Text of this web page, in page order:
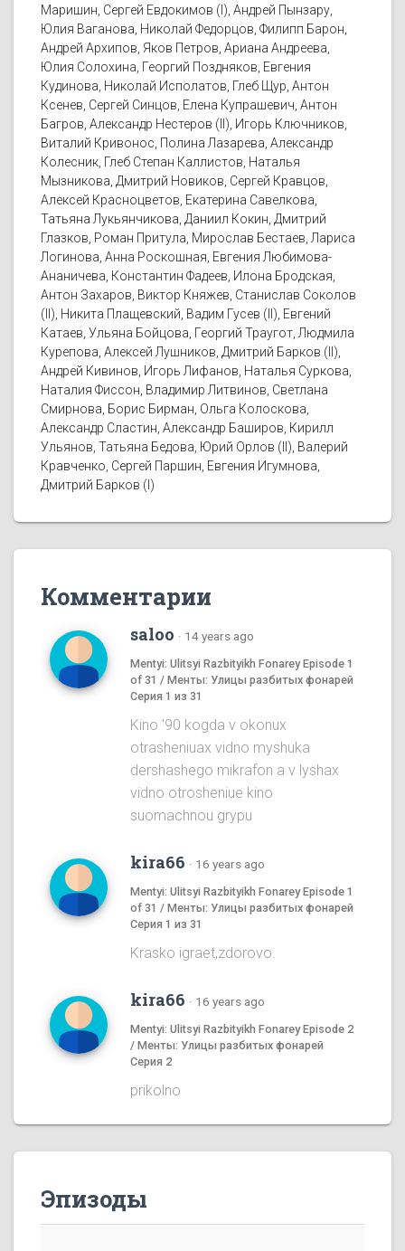
Маришин, Сергей Евдокимов (I), Андрей Пынзару,
Юлия Ваганова, Николай Федорцов, Филипп Барон,
Андрей Архипов, Яков Петров, Ариана Андреева,
Юлия Солохина, Георгий Поздняков, Евгения
Кудинова, Николай Исполатов, Глеб Щур, Антон
Ксенев, Сергей Синцов, Елена Купрашевич, Антон
Багров, Александр Нестеров (II), Игорь Ключников,
Виталий Кривонос, Полина Лазарева, Александр
Колесник, Глеб Степан Каллистов, Наталья
Мызникова, Дмитрий Новиков, Сергей Кравцов,
Алексей Красноцветов, Екатерина Савелкова,
Татьяна Лукьянчикова, Даниил Кокин, Дмитрий
Глазков, Роман Притула, Мирослав Бестаев, Лариса
Логинова, Анна Роскошная, Евгения Любимова-
Ананичева, Константин Фадеев, Илона Бродская,
Антон Захаров, Виктор Княжев, Станислав Соколов
(II), Никита Плащевский, Вадим Гусев (II), Евгений
Катаев, Ульяна Бойцова, Георгий Траугот, Людмила
Курепова, Алексей Лушников, Дмитрий Барков (II),
Андрей Кивинов, Игорь Лифанов, Наталья Суркова,
Наталия Фиссон, Владимир Литвинов, Светлана
Смирнова, Борис Бирман, Ольга Колоскова,
Александр Сластин, Александр Баширов, Кирилл
Ульянов, Татьяна Бедова, Юрий Орлов (II), Валерий
Кравченко, Сергей Паршин, Евгения Игумнова,
Дмитрий Барков (I)
Комментарии
saloo · 14 years ago
Mentyi: Ulitsyi Razbityikh Fonarey Episode 1
of 31 / Менты: Улицы разбитых фонарей
Серия 1 из 31
Kino '90 kogda v okonux
otrasheniuax vidno myshuka
dershashego mikrafon a v lyshax
vidno otrosheniue kino
suomachnou grypu
kira66 · 16 years ago
Mentyi: Ulitsyi Razbityikh Fonarey Episode 1
of 31 / Менты: Улицы разбитых фонарей
Серия 1 из 31
Krasko igraet,zdorovo.
kira66 · 16 years ago
Mentyi: Ulitsyi Razbityikh Fonarey Episode 2
/ Менты: Улицы разбитых фонарей
Серия 2
prikolno
Эпизоды